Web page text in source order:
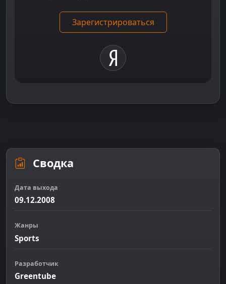
Зарегистрироваться
Сводка
Дата выхода
09.12.2008
Жанры
Sports
Разработчик
Greentube